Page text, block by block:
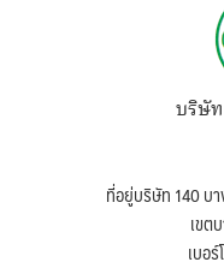
บริษั
ที่อยู่บริษัท 140 บ
เขต
เบอ